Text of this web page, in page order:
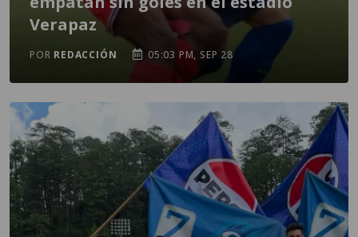
Verapaz
POR REDACCIÓN 05:03 PM, SEP 28